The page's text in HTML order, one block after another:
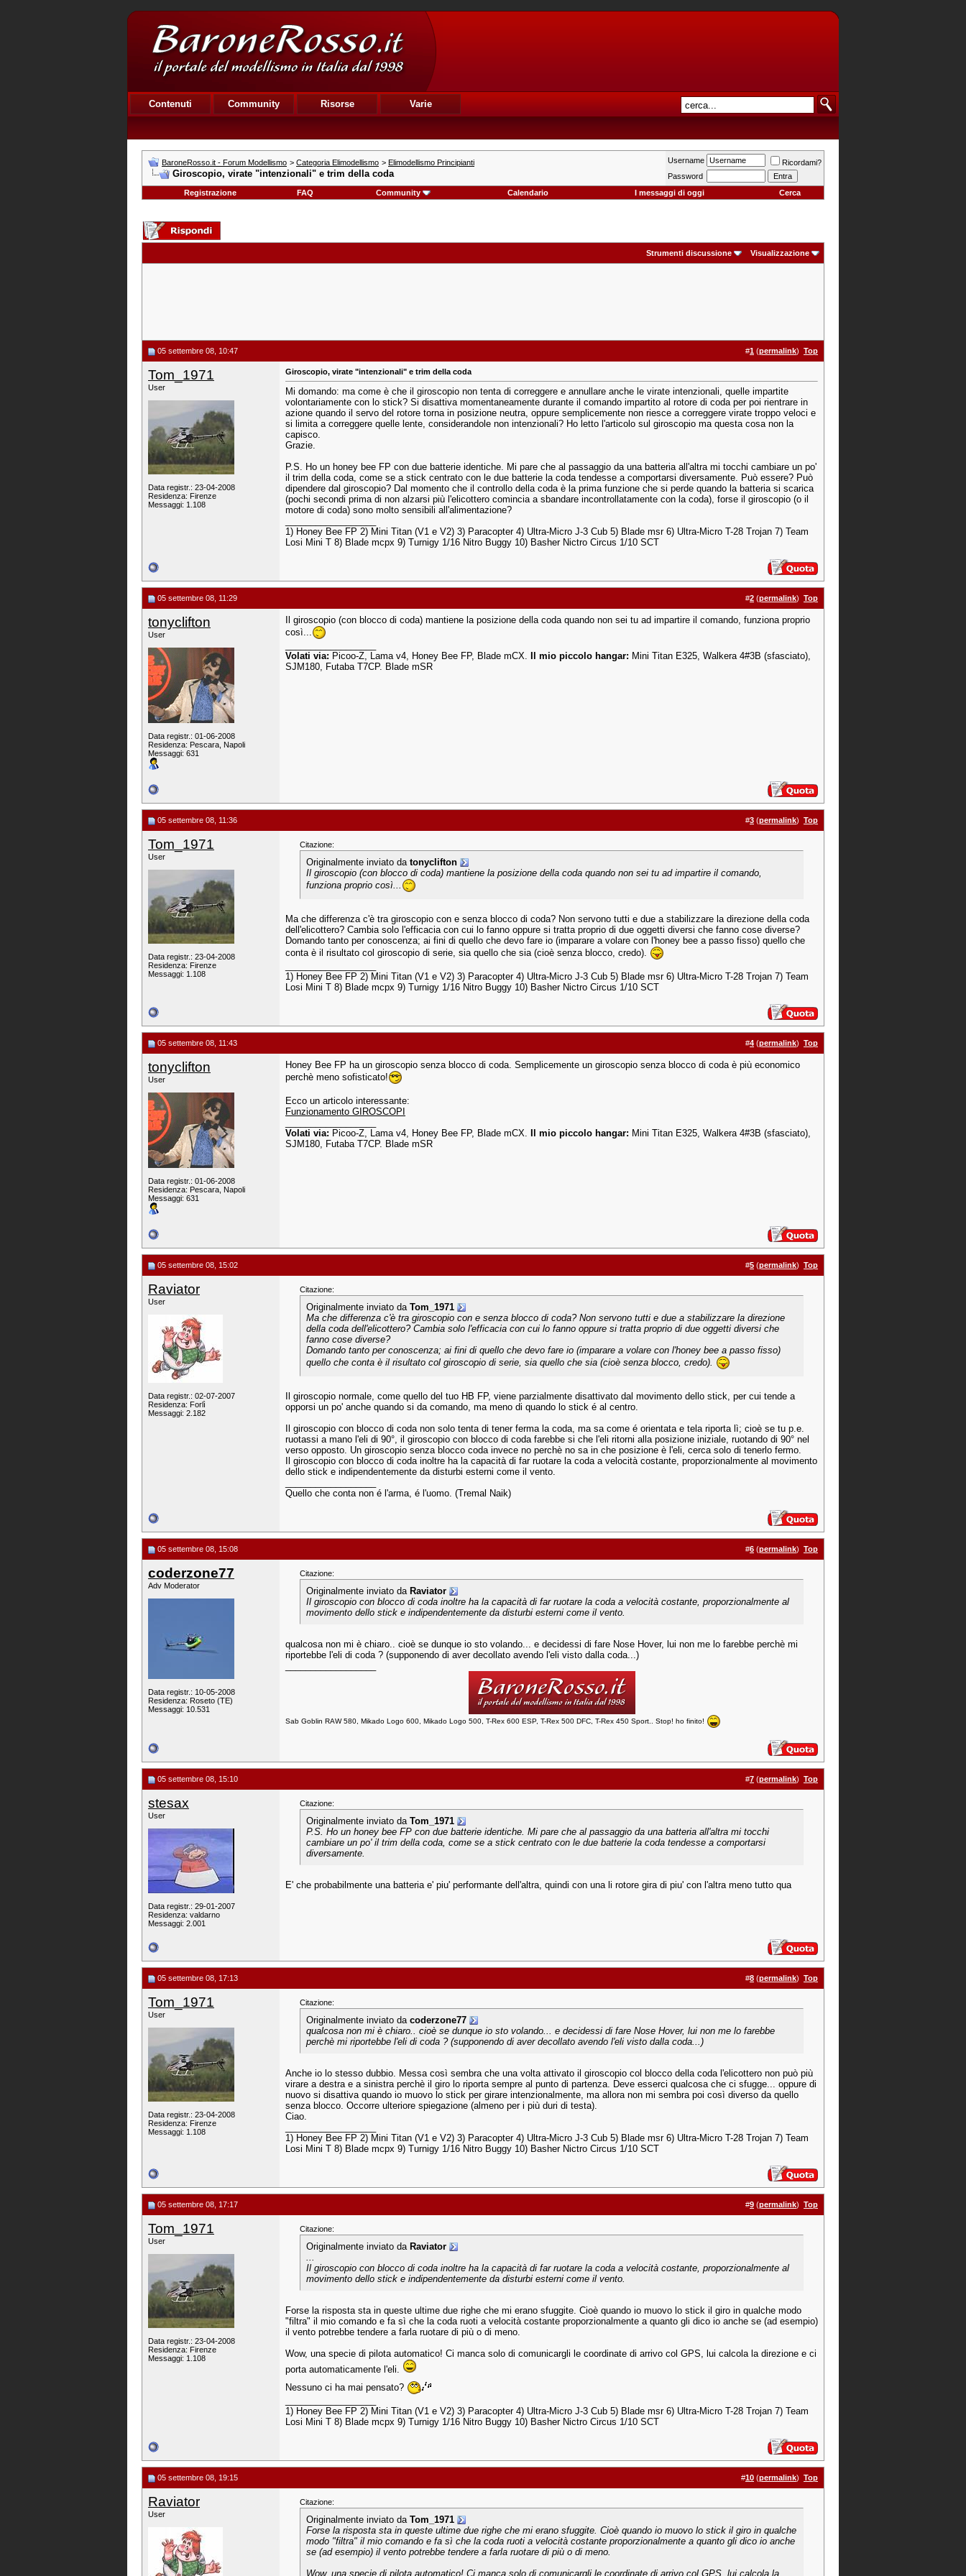
Contenuti Community Risorse Varie
BaroneRosso.it - Forum Modellismo > Categoria Elimodellismo > Elimodellismo Principianti
Giroscopio, virate "intenzionali" e trim della coda
Username
Ricordami?
Password
Registrazione
FAQ Community Calendario I messaggi di oggi Cerca
Strumenti discussione Visualizzazione
05 settembre 08, 10:47 #1 (permalink) Top
Tom_1971
User
Data registr.: 23-04-2008
Residenza: Firenze
Messaggi: 1.108
Giroscopio, virate "intenzionali" e trim della coda
Mi domando: ma come è che il giroscopio non tenta di correggere e annullare anche le virate intenzionali, quelle impartite
volontariamente con lo stick? Si disattiva momentaneamente durante il comando impartito al rotore di coda per poi rientrare in
azione quando il servo del rotore torna in posizione neutra, oppure semplicemente non riesce a correggere virate troppo veloci e
si limita a correggere quelle lente, considerandole non intenzionali? Ho letto l'articolo sul giroscopio ma questa cosa non la
capisco.
Grazie.
P.S. Ho un honey bee FP con due batterie identiche. Mi pare che al passaggio da una batteria all'altra mi tocchi cambiare un po'
il trim della coda, come se a stick centrato con le due batterie la coda tendesse a comportarsi diversamente. Può essere? Può
dipendere dal giroscopio? Dal momento che il controllo della coda è la prima funzione che si perde quando la batteria si scarica
(pochi secondi prima di non alzarsi più l'elicottero comincia a sbandare incontrollatamente con la coda), forse il giroscopio (o il
motore di coda) sono molto sensibili all'alimentazione?
1) Honey Bee FP 2) Mini Titan (V1 e V2) 3) Paracopter 4) Ultra-Micro J-3 Cub 5) Blade msr 6) Ultra-Micro T-28 Trojan 7) Team
Losi Mini T 8) Blade mcpx 9) Turnigy 1/16 Nitro Buggy 10) Basher Nictro Circus 1/10 SCT
05 settembre 08, 11:29 #2 (permalink) Top
tonyclifton
User
Data registr.: 01-06-2008
Residenza: Pescara, Napoli
Messaggi: 631
Il giroscopio (con blocco di coda) mantiene la posizione della coda quando non sei tu ad impartire il comando, funziona proprio
così...
Volati via: Picoo-Z, Lama v4, Honey Bee FP, Blade mCX. Il mio piccolo hangar: Mini Titan E325, Walkera 4#3B (sfasciato),
SJM180, Futaba T7CP. Blade mSR
05 settembre 08, 11:36 #3 (permalink) Top
Tom_1971
User
Data registr.: 23-04-2008
Residenza: Firenze
Messaggi: 1.108
Citazione:
Originalmente inviato da tonyclifton
Il giroscopio (con blocco di coda) mantiene la posizione della coda quando non sei tu ad impartire il comando,
funziona proprio così...
Ma che differenza c'è tra giroscopio con e senza blocco di coda? Non servono tutti e due a stabilizzare la direzione della coda
dell'elicottero? Cambia solo l'efficacia con cui lo fanno oppure si tratta proprio di due oggetti diversi che fanno cose diverse?
Domando tanto per conoscenza; ai fini di quello che devo fare io (imparare a volare con l'honey bee a passo fisso) quello che
conta è il risultato col giroscopio di serie, sia quello che sia (cioè senza blocco, credo).
1) Honey Bee FP 2) Mini Titan (V1 e V2) 3) Paracopter 4) Ultra-Micro J-3 Cub 5) Blade msr 6) Ultra-Micro T-28 Trojan 7) Team
Losi Mini T 8) Blade mcpx 9) Turnigy 1/16 Nitro Buggy 10) Basher Nictro Circus 1/10 SCT
05 settembre 08, 11:43 #4 (permalink) Top
tonyclifton
User
Data registr.: 01-06-2008
Residenza: Pescara, Napoli
Messaggi: 631
Honey Bee FP ha un giroscopio senza blocco di coda. Semplicemente un giroscopio senza blocco di coda è più economico
perchè meno sofisticato!
Ecco un articolo interessante:
Funzionamento GIROSCOPI
Volati via: Picoo-Z, Lama v4, Honey Bee FP, Blade mCX. Il mio piccolo hangar: Mini Titan E325, Walkera 4#3B (sfasciato),
SJM180, Futaba T7CP. Blade mSR
05 settembre 08, 15:02 #5 (permalink) Top
Raviator
User
Data registr.: 02-07-2007
Residenza: Forlì
Messaggi: 2.182
Citazione:
Originalmente inviato da Tom_1971
Ma che differenza c'è tra giroscopio con e senza blocco di coda? Non servono tutti e due a stabilizzare la direzione
della coda dell'elicottero? Cambia solo l'efficacia con cui lo fanno oppure si tratta proprio di due oggetti diversi che
fanno cose diverse?
Domando tanto per conoscenza; ai fini di quello che devo fare io (imparare a volare con l'honey bee a passo fisso)
quello che conta è il risultato col giroscopio di serie, sia quello che sia (cioè senza blocco, credo).
Il giroscopio normale, come quello del tuo HB FP, viene parzialmente disattivato dal movimento dello stick, per cui tende a
opporsi un po' anche quando si da comando, ma meno di quando lo stick é al centro.
Il giroscopio con blocco di coda non solo tenta di tener ferma la coda, ma sa come é orientata e tela riporta lì; cioè se tu p.e.
ruotassi a mano l'eli di 90°, il giroscopio con blocco di coda farebbe si che l'eli ritorni alla posizione iniziale, ruotando di 90° nel
verso opposto. Un giroscopio senza blocco coda invece no perchè no sa in che posizione è l'eli, cerca solo di tenerlo fermo.
Il giroscopio con blocco di coda inoltre ha la capacità di far ruotare la coda a velocità costante, proporzionalmente al movimento
dello stick e indipendentemente da disturbi esterni come il vento.
Quello che conta non é l'arma, é l'uomo. (Tremal Naik)
05 settembre 08, 15:08 #6 (permalink) Top
coderzone77
Adv Moderator
Data registr.: 10-05-2008
Residenza: Roseto (TE)
Messaggi: 10.531
Citazione:
Originalmente inviato da Raviator
Il giroscopio con blocco di coda inoltre ha la capacità di far ruotare la coda a velocità costante, proporzionalmente al
movimento dello stick e indipendentemente da disturbi esterni come il vento.
qualcosa non mi è chiaro.. cioè se dunque io sto volando... e decidessi di fare Nose Hover, lui non me lo farebbe perchè mi
riportebbe l'eli di coda ? (supponendo di aver decollato avendo l'eli visto dalla coda...)
Sab Goblin RAW 580, Mikado Logo 600, Mikado Logo 500, T-Rex 600 ESP, T-Rex 500 DFC, T-Rex 450 Sport.. Stop! ho finito!
05 settembre 08, 15:10 #7 (permalink) Top
stesax
User
Data registr.: 29-01-2007
Residenza: valdarno
Messaggi: 2.001
Citazione:
Originalmente inviato da Tom_1971
P.S. Ho un honey bee FP con due batterie identiche. Mi pare che al passaggio da una batteria all'altra mi tocchi
cambiare un po' il trim della coda, come se a stick centrato con le due batterie la coda tendesse a comportarsi
diversamente.
E' che probabilmente una batteria e' piu' performante dell'altra, quindi con una li rotore gira di piu' con l'altra meno tutto qua
05 settembre 08, 17:13 #8 (permalink) Top
Tom_1971
User
Data registr.: 23-04-2008
Residenza: Firenze
Messaggi: 1.108
Citazione:
Originalmente inviato da coderzone77
qualcosa non mi è chiaro.. cioè se dunque io sto volando... e decidessi di fare Nose Hover, lui non me lo farebbe
perchè mi riportebbe l'eli di coda ? (supponendo di aver decollato avendo l'eli visto dalla coda...)
Anche io lo stesso dubbio. Messa così sembra che una volta attivato il giroscopio col blocco della coda l'elicottero non può più
virare a destra e a sinistra perchè il giro lo riporta sempre al punto di partenza. Deve esserci qualcosa che ci sfugge... oppure di
nuovo si disattiva quando io muovo lo stick per girare intenzionalmente, ma allora non mi sembra poi così diverso da quello
senza blocco. Occorre ulteriore spiegazione (almeno per i più duri di testa).
Ciao.
1) Honey Bee FP 2) Mini Titan (V1 e V2) 3) Paracopter 4) Ultra-Micro J-3 Cub 5) Blade msr 6) Ultra-Micro T-28 Trojan 7) Team
Losi Mini T 8) Blade mcpx 9) Turnigy 1/16 Nitro Buggy 10) Basher Nictro Circus 1/10 SCT
05 settembre 08, 17:17 #9 (permalink) Top
Tom_1971
User
Data registr.: 23-04-2008
Residenza: Firenze
Messaggi: 1.108
Citazione:
Originalmente inviato da Raviator
...
Il giroscopio con blocco di coda inoltre ha la capacità di far ruotare la coda a velocità costante, proporzionalmente al
movimento dello stick e indipendentemente da disturbi esterni come il vento.
Forse la risposta sta in queste ultime due righe che mi erano sfuggite. Cioè quando io muovo lo stick il giro in qualche modo
"filtra" il mio comando e fa sì che la coda ruoti a velocità costante proporzionalmente a quanto gli dico io anche se (ad esempio)
il vento potrebbe tendere a farla ruotare di più o di meno.
Wow, una specie di pilota automatico! Ci manca solo di comunicargli le coordinate di arrivo col GPS, lui calcola la direzione e ci
porta automaticamente l'eli.
Nessuno ci ha mai pensato?
1) Honey Bee FP 2) Mini Titan (V1 e V2) 3) Paracopter 4) Ultra-Micro J-3 Cub 5) Blade msr 6) Ultra-Micro T-28 Trojan 7) Team
Losi Mini T 8) Blade mcpx 9) Turnigy 1/16 Nitro Buggy 10) Basher Nictro Circus 1/10 SCT
05 settembre 08, 19:15 #10 (permalink) Top
Raviator
User
Citazione:
Originalmente inviato da Tom_1971
Forse la risposta sta in queste ultime due righe che mi erano sfuggite. Cioè quando io muovo lo stick il giro in qualche
modo "filtra" il mio comando e fa sì che la coda ruoti a velocità costante proporzionalmente a quanto gli dico io anche
se (ad esempio) il vento potrebbe tendere a farla ruotare di più o di meno.
Wow, una specie di pilota automatico! Ci manca solo di comunicargli le coordinate di arrivo col GPS, lui calcola la